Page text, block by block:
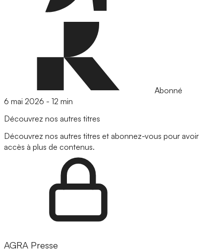
Abonné
6 mai 2026 - 12 min
Découvrez nos autres titres
Découvrez nos autres titres et abonnez-vous pour avoir
accès à plus de contenus.
AGRA Presse